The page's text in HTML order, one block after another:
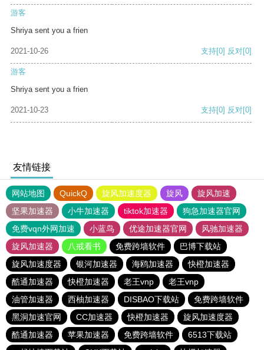
游客
Shriya sent you a frien
2021-10-26 支持[0] 反对[0]
游客
Shriya sent you a frien
2021-10-23 支持[0] 反对[0]
友情链接
网站地图 QuickQ 旋风加速度器 旋风
旋风加速
坚果加速器
小牛加速器 tiktok加速器
狗急加速器官网
免费vqn外网加速
小蓝鸟 优途加速器官网
风驰加速器
旋风加速器
八戒看书 免费跨墙软件
巴博下载站
旋风加速度器
银河加速器 海鸥加速器
快橙加速器
酷通加速器
快橙加速器 老王vnp
老王vnp
油管加速器
西柚加速器 DISBAO下载站
免费跨墙软件
黑洞加速官网
CC加速器 快橙加速器
旋风加速度器
酷通加速器
苹果加速器 免费跨墙软件
6513下载站